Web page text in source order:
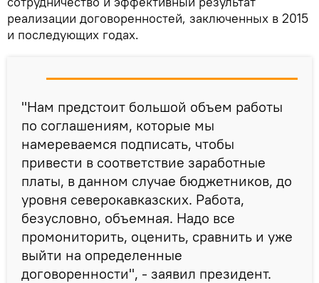
реализации договоренностей, заключенных в 2015
и последующих годах.
"Нам предстоит большой объем работы
по соглашениям, которые мы
намереваемся подписать, чтобы
привести в соответствие заработные
платы, в данном случае бюджетников, до
уровня северокавказских. Работа,
безусловно, объемная. Надо все
промониторить, оценить, сравнить и уже
выйти на определенные
договоренности", - заявил президент.